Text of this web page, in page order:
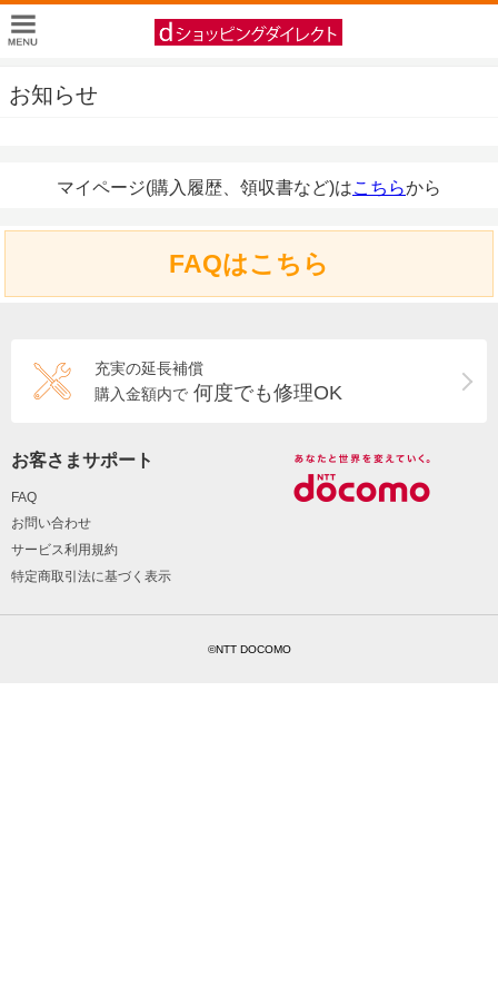
お知らせ
マイページ(購入履歴、領収書など)はこちらから
FAQはこちら
充実の延長補償
購入金額内で 何度でも修理OK
お客さまサポート
FAQ
お問い合わせ
サービス利用規約
特定商取引法に基づく表示
©NTT DOCOMO